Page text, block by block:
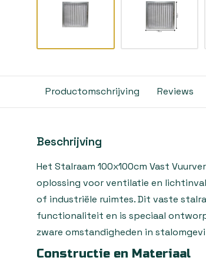
Productomschrijving Reviews
Beschrijving
Het Stalraam 100x100cm Vast
oplossing voor ventilatie en
of industriële ruimtes. Dit vaste
functionaliteit en is speciaal
zware omstandigheden in
Constructie en Materiaal